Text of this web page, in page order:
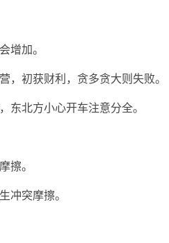
增加。
，初获财利，贪多贪大则失败。
东北方小心开车注意分全。
擦。
冲突摩擦。